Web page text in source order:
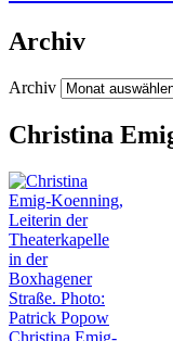
Archiv
Archiv
Christina
Christina Emig-